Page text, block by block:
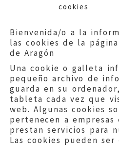
cookies
Bienvenida/o a la
las cookies de la
de Aragón
Una cookie o galleta
pequeño archivo de
guarda en su
tableta cada vez que
web. Algunas cookies
pertenecen a empresas
prestan servicios para
Las cookies pueden